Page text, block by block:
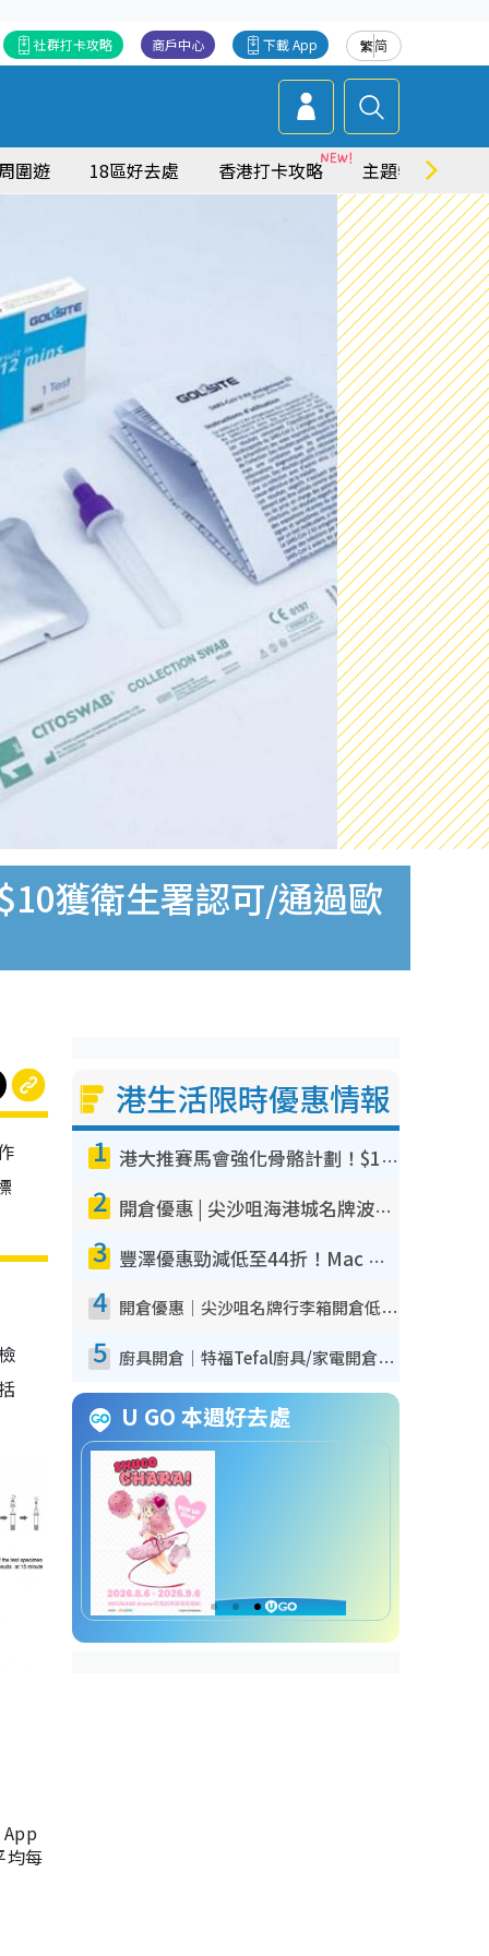
繁简
下載 App
商戶中心
社群打卡攻略
圍遊 18區好去處 香港打卡攻略 主題特集
獲衛生署認可/通過歐
均每
港生活限時優惠情報
1 港大推賽馬會強化骨骼計劃！$100骨質密度X光檢查 完成免費運動訓練送超市禮券！附參加資格
2 開倉優惠 | 尖沙咀海港城名牌波鞋開倉低至1折！On鞋$899起／Joy&Peace鞋履$98起
3 豐澤優惠勁減低至44折！Mac mini/iPhone17Pro大減價！廚房家電$220起
4 開倉優惠｜尖沙咀名牌行李箱開倉低至4折！一連5日 American Tourister/ace./Hallmark $200起！
5 廚具開倉｜特福Tefal廚具/家電開倉低至3折！$220起買平底鍋/炒鑊/湯煲！電飯煲/吸塵機/燙斗$418起
U GO 本週好去處